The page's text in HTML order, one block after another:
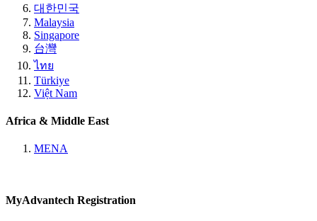
대한민국
Malaysia
Singapore
台灣
ไทย
Türkiye
Việt Nam
Africa & Middle East
MENA
MyAdvantech Registration